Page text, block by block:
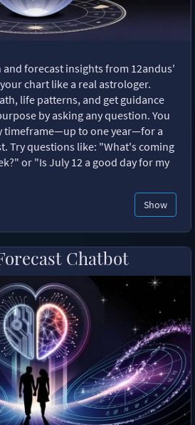
forecast insights from 12andus'
chart like a real astrologer.
life patterns, and get guidance
by asking any question. You
timeframe—up to one year—for a
Try questions like: "What's coming
or "Is July 12 a good day for my
Show
Chatbot